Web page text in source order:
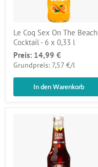
Le Coq Sex On The Beach
Cocktail - 6 x 0,33 l
Preis: 14,99 €
Grundpreis: 7,57 €/pro
l
In den Warenkorb